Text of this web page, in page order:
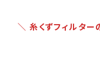
＼ 糸くずフィルター